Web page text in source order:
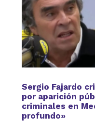
Sergio Fajardo
por aparición
criminales en
profundo»